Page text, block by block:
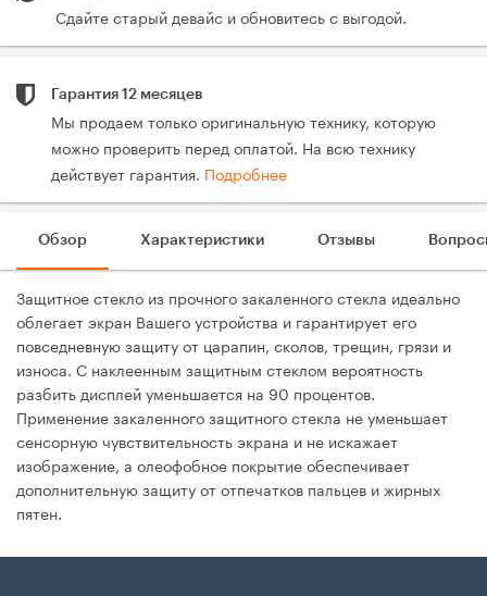
Сдайте старый девайс и обновитесь с выгодой.
Гарантия 12 месяцев
Мы продаем только оригинальную технику, которую
можно проверить перед оплатой. На всю технику
действует гарантия. Подробнее
Обзор Характеристики Отзывы
Защитное стекло из прочного закаленного стекла идеально
облегает экран Вашего устройства и гарантирует его
повседневную защиту от царапин, сколов, трещин, грязи и
износа. С наклеенным защитным стеклом вероятность
разбить дисплей уменьшается на 90 процентов.
Применение закаленного защитного стекла не уменьшает
сенсорную чувствительность экрана и не искажает
изображение, а олеофобное покрытие обеспечивает
дополнительную защиту от отпечатков пальцев и жирных
пятен.